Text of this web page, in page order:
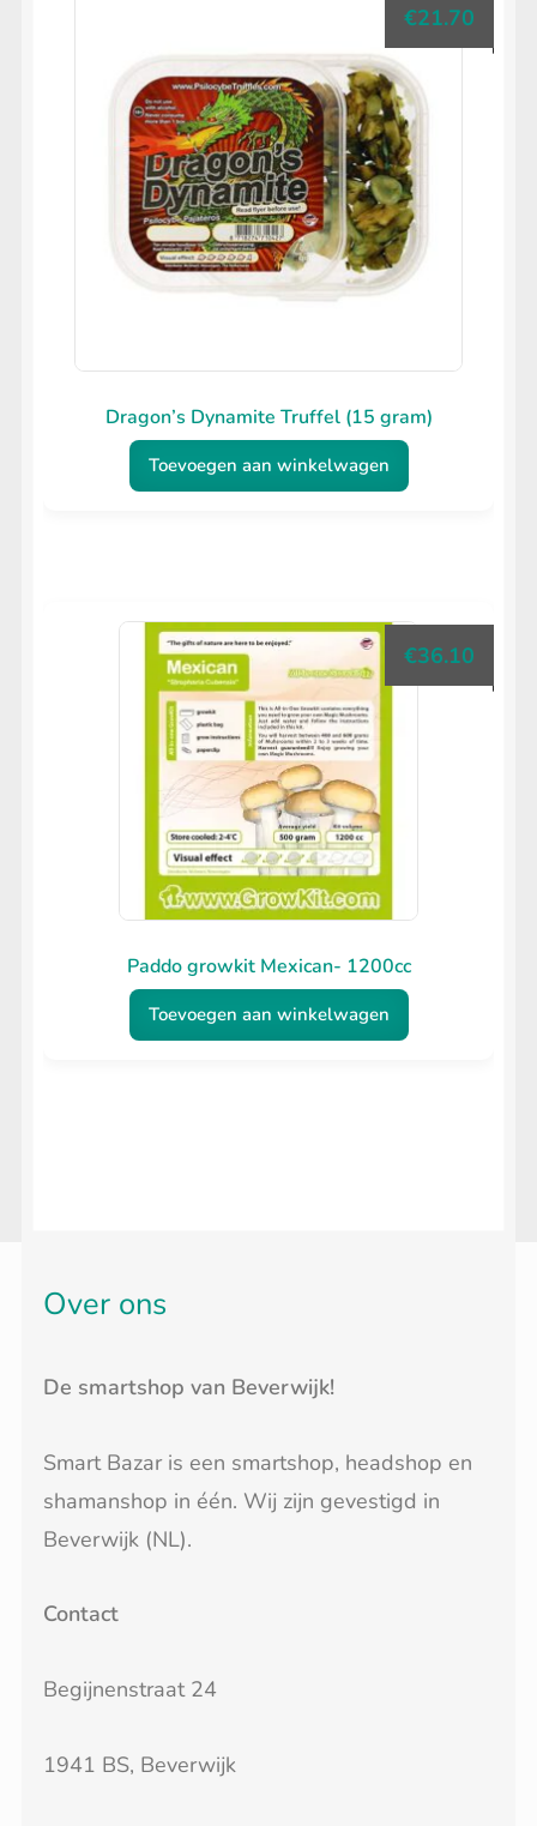
Dragon’s Dynamite Truffel (15 gram)
€21.70
Toevoegen aan winkelwagen
Paddo growkit Mexican- 1200cc
€36.10
Toevoegen aan winkelwagen
Over ons
De smartshop van Beverwijk!
Smart Bazar is een smartshop, headshop en
shamanshop in één. Wij zijn gevestigd in
Beverwijk (NL).
Contact
Begijnenstraat 24
1941 BS, Beverwijk